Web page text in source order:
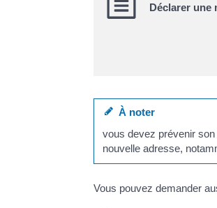
Déclarer une
À noter
vous devez prévenir
nouvelle adresse,
Vous pouvez demander